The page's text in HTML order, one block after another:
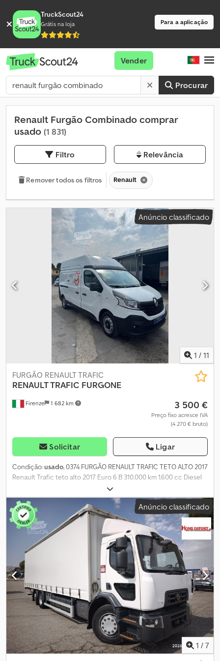
TruckScout24
Grátis na loja Para a aplicação
Procurar
Vender
Renault Furgão Combinado comprar
usado (1 831)
Filtro Relevância
Remover todos os filtros Renault
Anúncio classificado
1 / 11
Firenze 1 682 km
FURGÃO RENAULT TRAFIC
RENAULT TRAFIC FURGONE
3 500 €
Preço fixo acresce IVA
(4 270 € bruto)
Solicitar Ligar
Condição:usado, 0374 FURGÃO RENAULT TRAFIC TETO ALTO 2017
Renault Trafic teto alto 2017 Euro 6 B 310.000 km 1.600 cc Diesel
Injetor com ruído Ar condicionado Csdjy Sg Ixspfx Akwjrf
Bluetooth 6 marchas Câmbio manual 3 lugares Dimensões da
caixa: Comprimento 290 cm Largura 160 cm Altura 190 cm
Aceitamos retomas € 3.500 mais IVA Piazzale Firenze
Anúncio classificado
1 / 7